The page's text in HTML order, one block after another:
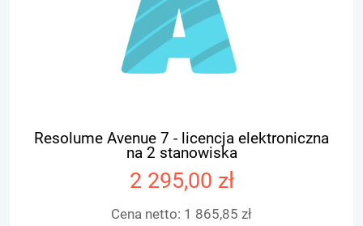
Resolume Avenue 7 - licencja elektroniczna
na 2 stanowiska
2 295,00 zł
Cena netto: 1 865,85 zł